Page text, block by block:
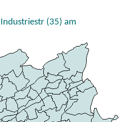
(35) am